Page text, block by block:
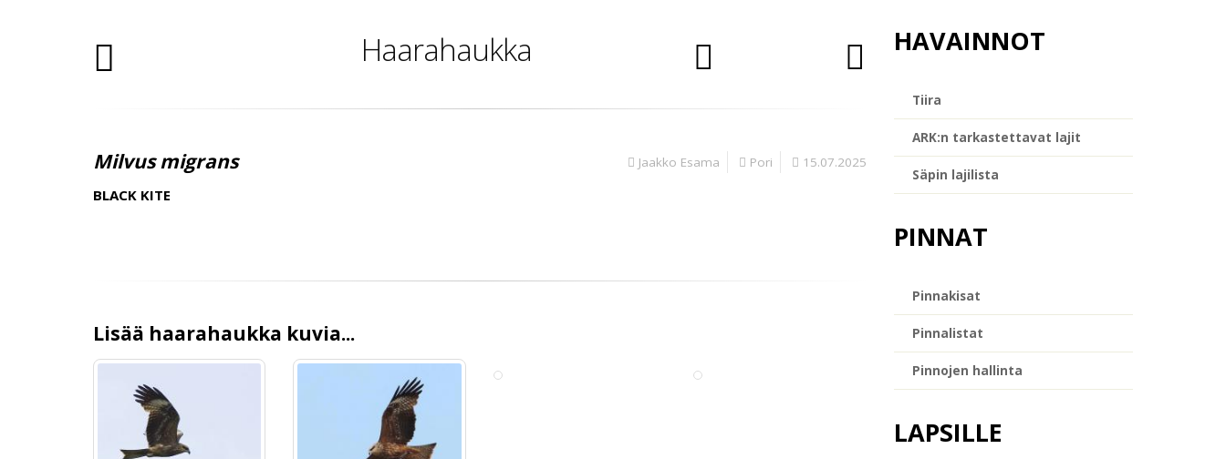
Haarahaukka
Jaakko Esama Pori 15.07.2025
Milvus migrans
BLACK KITE
Lisää haarahaukka kuvia...
HAVAINNOT
Tiira
ARK:n tarkastettavat lajit
Säpin lajilista
PINNAT
Pinnakisat
Pinnalistat
Pinnojen hallinta
LAPSILLE